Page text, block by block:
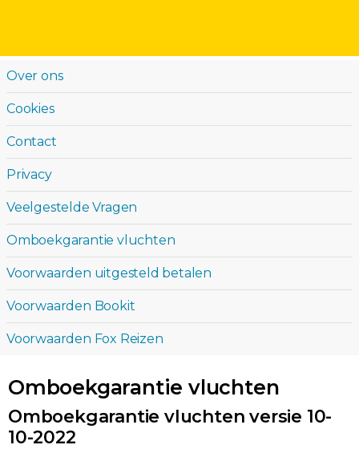
Over ons
Cookies
Contact
Privacy
Veelgestelde Vragen
Omboekgarantie vluchten
Voorwaarden uitgesteld betalen
Voorwaarden Bookit
Voorwaarden Fox Reizen
Omboekgarantie vluchten
Omboekgarantie vluchten versie 10-
10-2022